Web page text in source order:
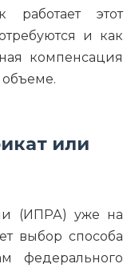
этот
и как
компенсация
объеме.
или
(ИПРА) уже на
выбор способа
федерального